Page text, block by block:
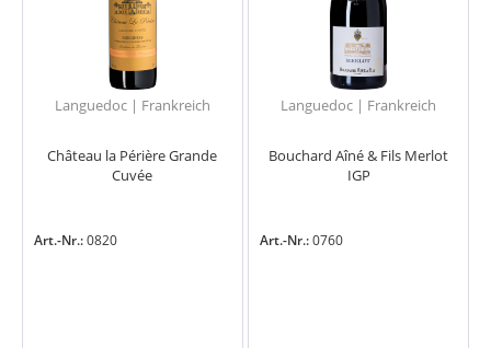
Languedoc | Frankreich
Château la Périère Grande
Cuvée
Art.-Nr.:0820
Languedoc | Frankreich
Bouchard Aîné & Fils Merlot
IGP
Art.-Nr.:0760